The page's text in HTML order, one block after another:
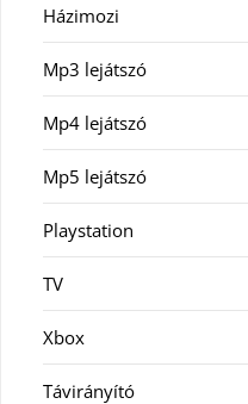
Házimozi
Mp3 lejátszó
Mp4 lejátszó
Mp5 lejátszó
Playstation
TV
Xbox
Távirányító